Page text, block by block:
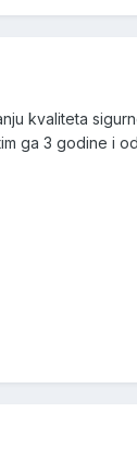
kvaliteta
ga 3 godine i